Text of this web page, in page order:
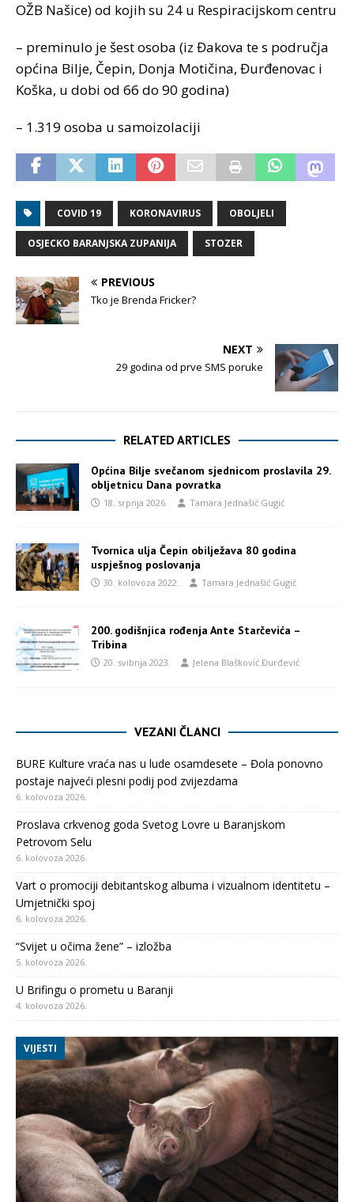
OŽB Našice) od kojih su 24 u Respiracijskom centru
– preminulo je šest osoba (iz Đakova te s područja
općina Bilje, Čepin, Donja Motičina, Đurđenovac i
Koška, u dobi od 66 do 90 godina)
– 1.319 osoba u samoizolaciji
COVID 19 KORONAVIRUS OBOLJELI
OSJECKO BARANJSKA ZUPANIJA STOZER
PREVIOUS
Tko je Brenda Fricker?
NEXT
29 godina od prve SMS poruke
RELATED ARTICLES
Općina Bilje svečanom sjednicom proslavila 29.
obljetnicu Dana povratka
18. srpnja 2026. Tamara Jednašić Gugić
Tvornica ulja Čepin obilježava 80 godina
uspješnog poslovanja
30. kolovoza 2022. Tamara Jednašić Gugić
200. godišnjica rođenja Ante Starčevića –
Tribina
20. svibnja 2023. Jelena Blašković Đurđević
VEZANI ČLANCI
BURE Kulture vraća nas u lude osamdesete – Đola ponovno
postaje najveći plesni podij pod zvijezdama
6. kolovoza 2026.
Proslava crkvenog goda Svetog Lovre u Baranjskom
Petrovom Selu
6. kolovoza 2026.
Vart o promociji debitantskog albuma i vizualnom identitetu –
Umjetnički spoj
6. kolovoza 2026.
“Svijet u očima žene” – izložba
5. kolovoza 2026.
U Brifingu o prometu u Baranji
4. kolovoza 2026.
VIJESTI